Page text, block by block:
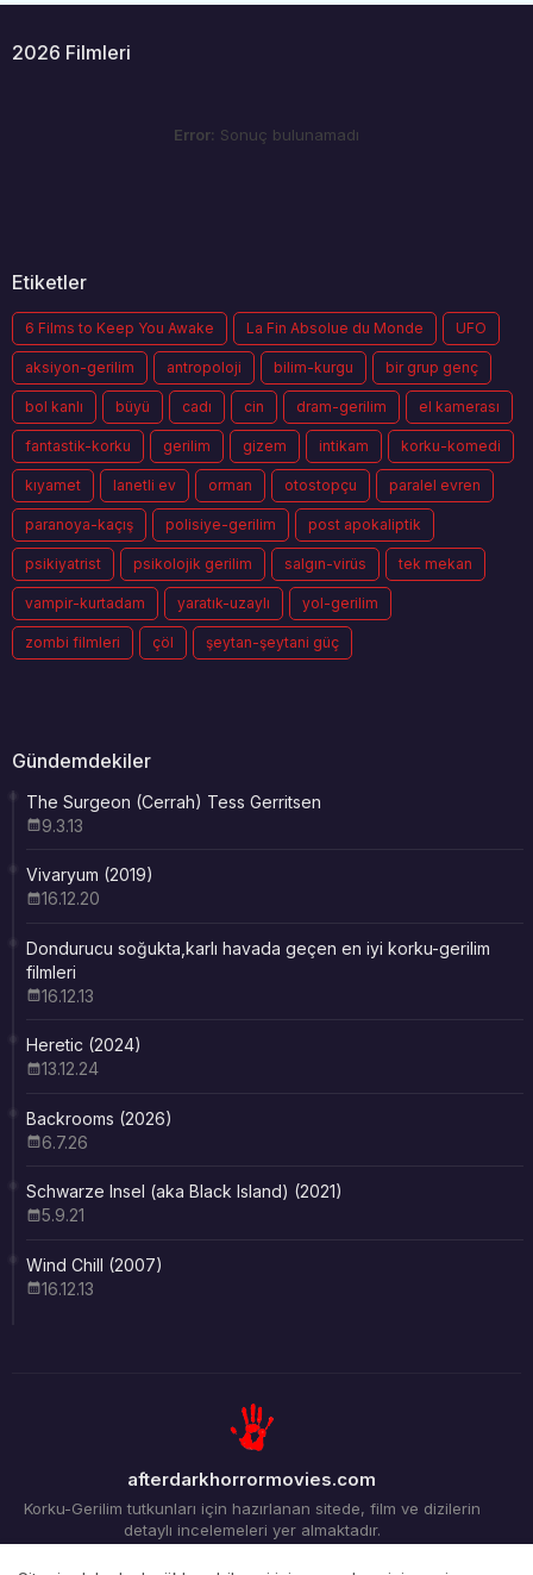
2026 Filmleri
Error: Sonuç bulunamadı
Etiketler
6 Films to Keep You Awake La Fin Absolue du Monde UFO
aksiyon-gerilim antropoloji bilim-kurgu bir grup genç
bol kanlı büyü cadı cin dram-gerilim el kamerası
fantastik-korku gerilim gizem intikam korku-komedi
kıyamet lanetli ev orman otostopçu paralel evren
paranoya-kaçış polisiye-gerilim post apokaliptik
psikiyatrist psikolojik gerilim salgın-virüs tek mekan
vampir-kurtadam yaratık-uzaylı yol-gerilim
zombi filmleri çöl şeytan-şeytani güç
Gündemdekiler
The Surgeon (Cerrah) Tess Gerritsen
9.3.13
Vivaryum (2019)
16.12.20
Dondurucu soğukta,karlı havada geçen en iyi korku-gerilim
filmleri
16.12.13
Heretic (2024)
13.12.24
Backrooms (2026)
6.7.26
Schwarze Insel (aka Black Island) (2021)
5.9.21
Wind Chill (2007)
16.12.13
afterdarkhorrormovies.com
Korku-Gerilim tutkunları için hazırlanan sitede, film ve dizilerin
detaylı incelemeleri yer almaktadır.